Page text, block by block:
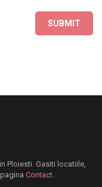
Ploiesti. Gasiti locatiile,
Contact.